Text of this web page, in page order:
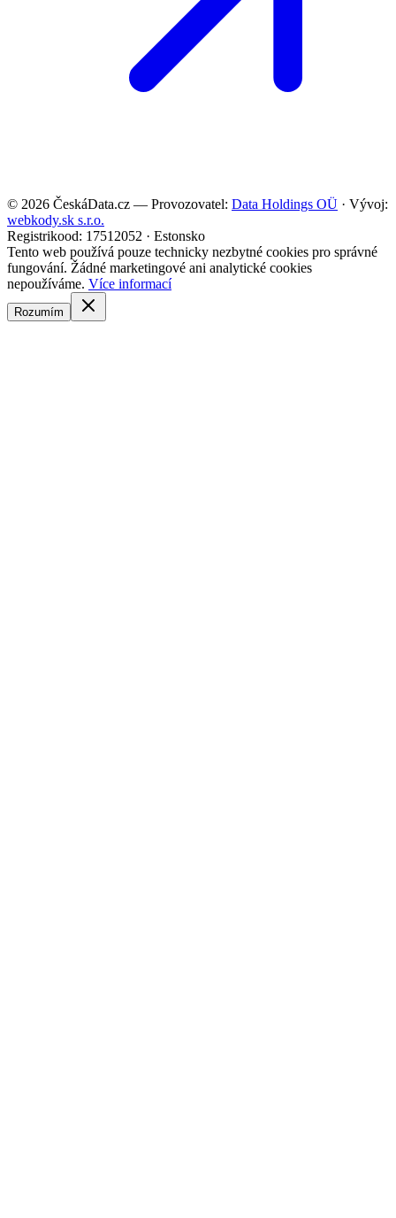
© 2026 ČeskáData.cz — Provozovatel: Data Holdings OÜ · Vývoj:
webkody.sk s.r.o.
Registrikood: 17512052 · Estonsko
Tento web používá pouze technicky nezbytné cookies pro správné
fungování. Žádné marketingové ani analytické cookies
nepoužíváme. Více informací
Rozumím